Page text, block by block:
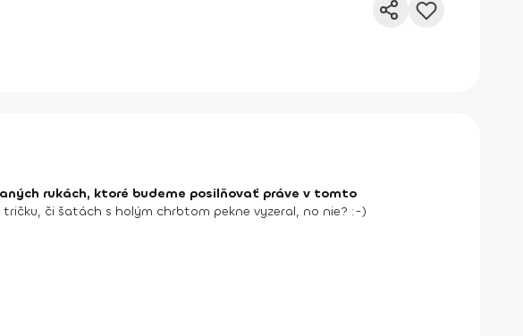
rukách, ktoré budeme posilňovať práve v tomto
či šatách s holým chrbtom pekne vyzeral, no nie? :-)